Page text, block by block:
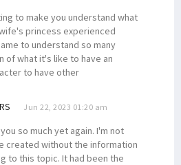
to make you understand what
princess experienced
to understand so many
of what it's like to have an
to have other
Jun 22, 2023 01:20 am
so much yet again. I'm not
created without the information
to this topic. It had been the